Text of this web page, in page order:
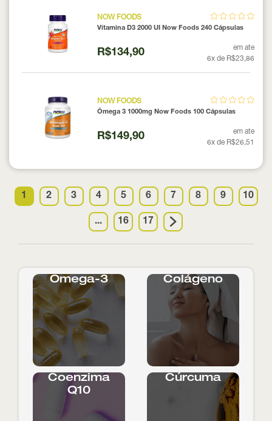
NOW FOODS
Vitamina D3 2000 UI Now Foods 240 Cápsulas
R$134,90
em ate
6x de R$23,86
NOW FOODS
Ômega 3 1000mg Now Foods 100 Cápsulas
R$149,90
em ate
6x de R$26,51
1 2 3 4 5 6 7 8 9 10
... 16 17
Ômega-3 Colágeno
Coenzima
Q10
Cúrcuma